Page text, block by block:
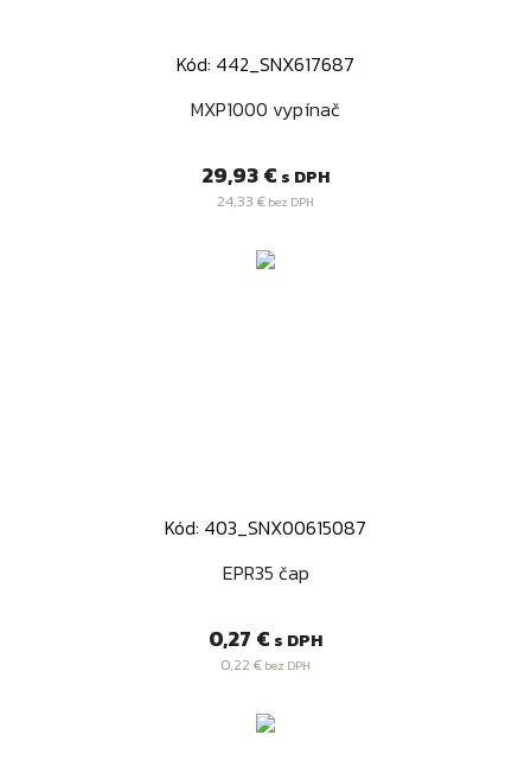
Kód: 442_SNX617687
MXP1000 vypínač
Cena
29,93 € s DPH
24,33 € bez DPH
Kód: 403_SNX00615087
EPR35 čap
Cena
0,27 € s DPH
0,22 € bez DPH